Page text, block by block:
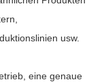
usw.
eine genaue